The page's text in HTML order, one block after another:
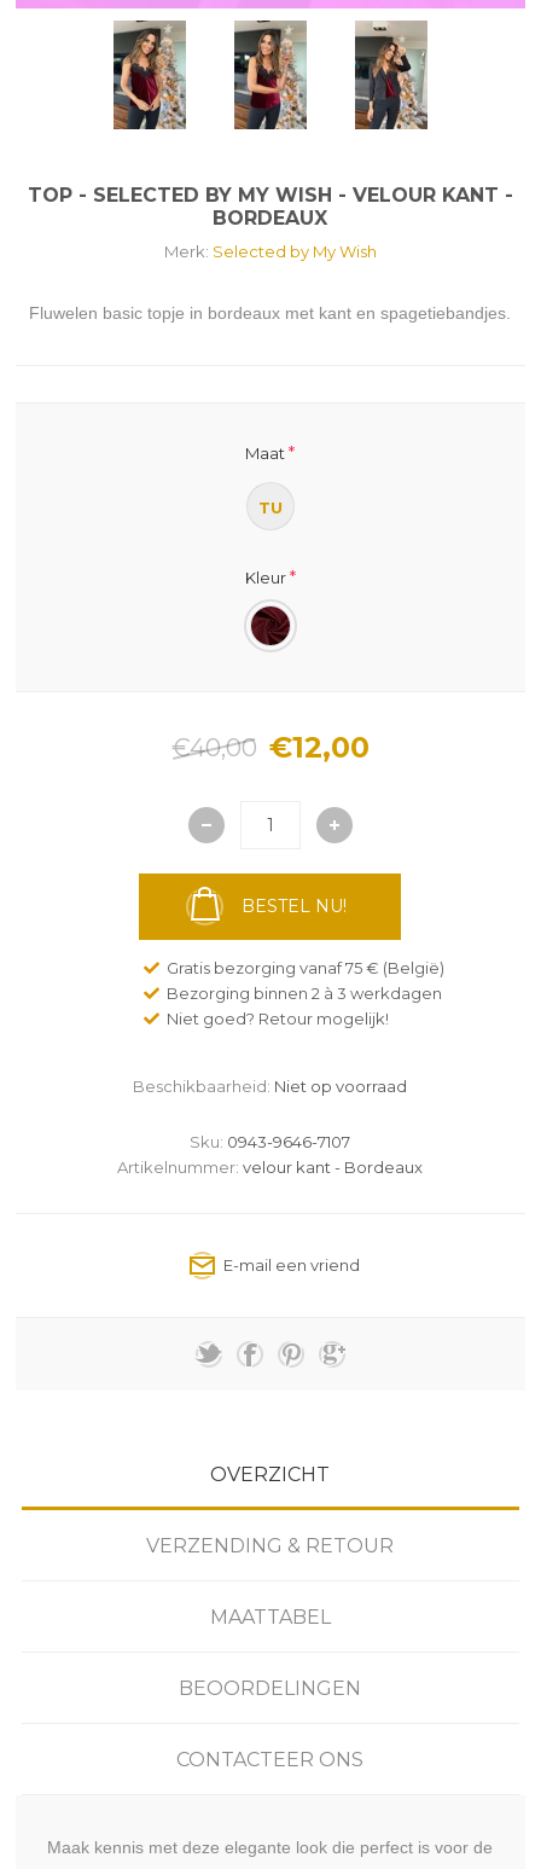
TOP - SELECTED BY MY WISH - VELOUR KANT -
BORDEAUX
Merk: Selected by My Wish
Fluwelen basic topje in bordeaux met kant en spagetiebandjes.
Maat *
TU
Kleur*
€40,00 €12,00
BESTEL NU!
Gratis bezorging vanaf 75 € (België)
Bezorging binnen 2 à 3 werkdagen
Niet goed? Retour mogelijk!
Beschikbaarheid: Niet op voorraad
Sku: 0943-9646-7107
Artikelnummer: velour kant - Bordeaux
OVERZICHT
VERZENDING & RETOUR
MAATTABEL
BEOORDELINGEN
CONTACTEER ONS
Maak kennis met deze elegante look die perfect is voor de